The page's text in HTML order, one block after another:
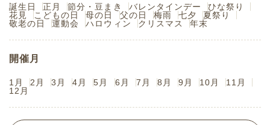
誕生日 正月 節分・豆まき バレンタインデー
ひな祭り
花見
こどもの日 母の日 父の日 梅雨 七夕
夏祭り
敬老の日
運動会 ハロウィン クリスマス 年末
開催月
1月 2月 3月 4月 5月 6月 7月 8月 9月 10月
11月
12月